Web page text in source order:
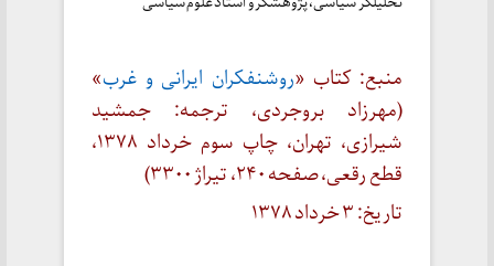
منبع:کتاب «روشنفکران ایرانی و غرب»
(مهرزاد بروجردی، ترجمه: جمشید
شیرازی، تهران، چاپ سوم خرداد ۱۳۷۸،
قطع رقعی، صفحه ۲۴۰، تیراژ ۳۳۰۰)
تاریخ: ۳ خرداد ۱۳۷۸